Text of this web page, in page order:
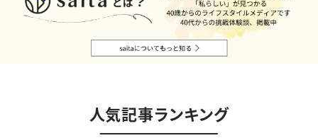
人気記事ランキング